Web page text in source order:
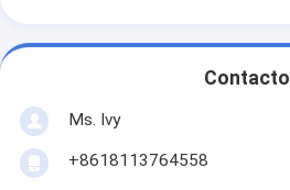
Contacto
Ms. Ivy
+8618113764558